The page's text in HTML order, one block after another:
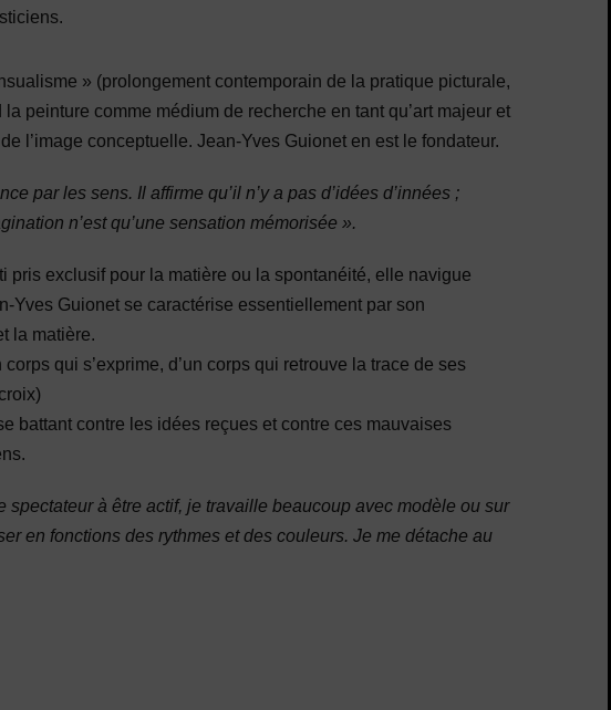
» (prolongement contemporain de la pratique picturale,
peinture comme médium de recherche en tant qu’art majeur et
l’image conceptuelle. Jean-Yves Guionet en est le fondateur.
par les sens. Il affirme qu’il n’y a pas d’idées d’innées ;
n’est qu’une sensation mémorisée ».
pris exclusif pour la matière ou la spontanéité, elle navigue
Yves Guionet se caractérise essentiellement par son
la matière.
qui s’exprime, d’un corps qui retrouve la trace de ses
battant contre les idées reçues et contre ces mauvaises
à être actif, je travaille beaucoup avec modèle ou sur
en fonctions des rythmes et des couleurs. Je me détache au